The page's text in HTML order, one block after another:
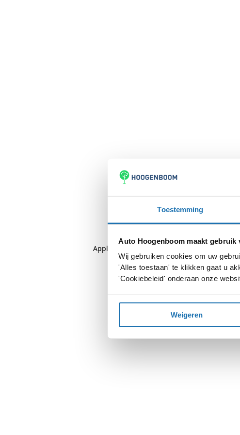
Toestemming
Auto Hoogenboom maakt gebruik
Wij gebruiken cookies om uw
'Alles toestaan' te klikken gaat u
'Cookiebeleid' onderaan onze
Weigeren
Application error: a -side exception